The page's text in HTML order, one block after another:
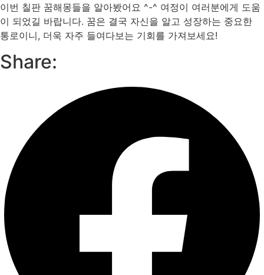
이번 칠판 꿈해몽들을 알아봤어요 ^-^ 여정이 여러분에게 도움
이 되었길 바랍니다. 꿈은 결국 자신을 알고 성장하는 중요한
통로이니, 더욱 자주 들여다보는 기회를 가져보세요!
Share: